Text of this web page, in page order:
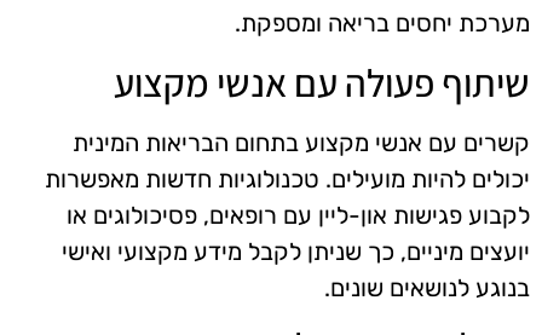
מערכת יחסים בריאה ומספקת.
שיתוף פעולה עם אנשי מקצוע
קשרים עם אנשי מקצוע בתחום הבריאות המינית
יכולים להיות מועילים. טכנולוגיות חדשות מאפשרות
לקבוע פגישות און-ליין עם רופאים, פסיכולוגים או
יועצים מיניים, כך שניתן לקבל מידע מקצועי ואישי
בנוגע לנושאים שונים.